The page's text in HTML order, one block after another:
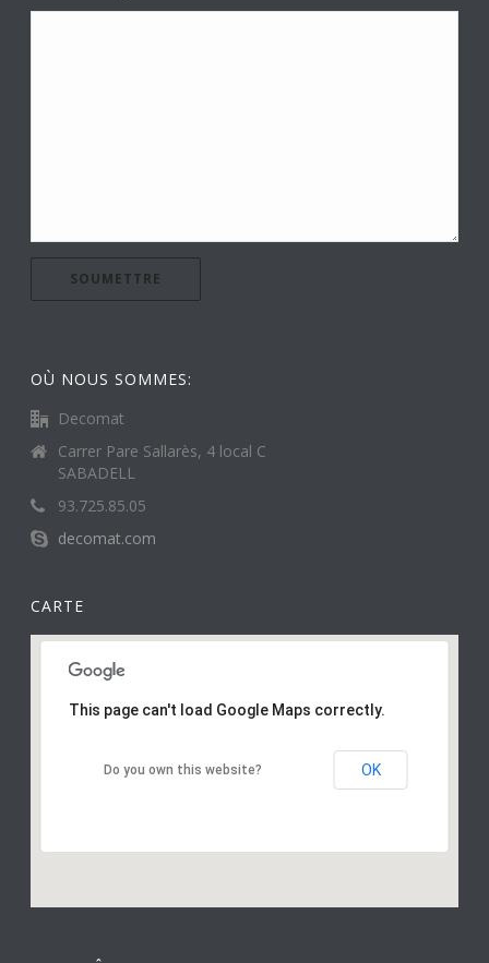
OÙ NOUS SOMMES:
Decomat
Carrer Pare Sallarès, 4 local C
SABADELL
93.725.85.05
decomat.com
CARTE
This page can't load Google Maps correctly.
Do you own this website? OK